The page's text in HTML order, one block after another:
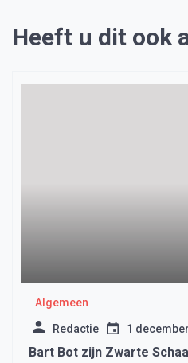
Heeft u dit ook
Algemeen
Redactie 1
Bart Bot zijn Zwarte